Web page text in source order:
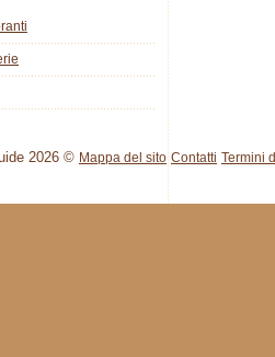
2026 © Mappa del sito Contatti Termini